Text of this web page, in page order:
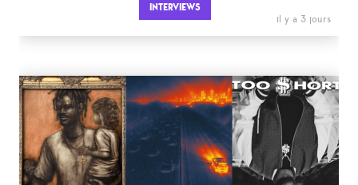
INTERVIEWS
il y a 3 jours